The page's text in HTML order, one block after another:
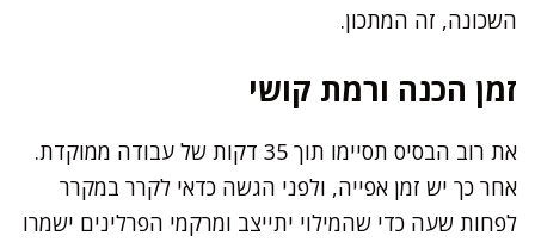
השכונה, זה המתכון.
זמן הכנה ורמת קושי
את רוב הבסיס תסיימו תוך 35 דקות של עבודה ממוקדת.
אחר כך יש זמן אפייה, ולפני הגשה כדאי לקרר במקרר
לפחות שעה כדי שהמילוי יתייצב ומרקמי הפרלינים ישמרו